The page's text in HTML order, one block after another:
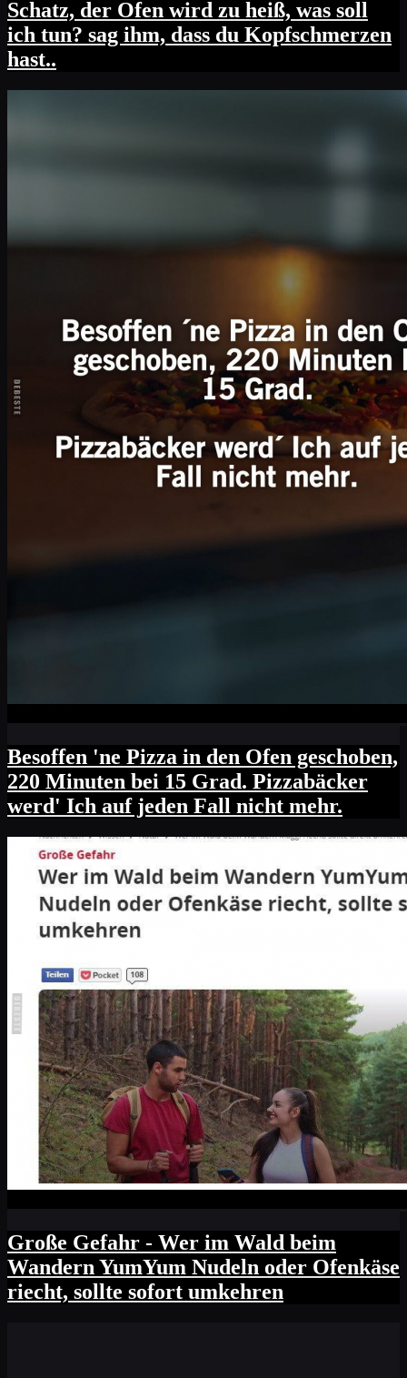
Schatz, der Ofen wird zu heiß, was soll
ich tun? sag ihm, dass du Kopfschmerzen
hast..
Besoffen 'ne Pizza in den Ofen geschoben,
220 Minuten bei 15 Grad. Pizzabäcker
werd' Ich auf jeden Fall nicht mehr.
Große Gefahr - Wer im Wald beim
Wandern YumYum Nudeln oder Ofenkäse
riecht, sollte sofort umkehren